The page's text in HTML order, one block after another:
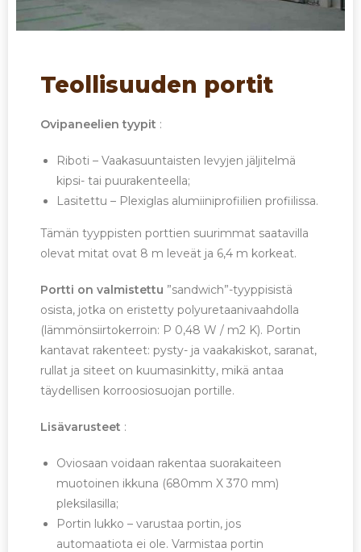
Teollisuuden portit
Ovipaneelien tyypit :
Riboti – Vaakasuuntaisten levyjen jäljitelmä
kipsi- tai puurakenteella;
Lasitettu – Plexiglas alumiiniprofiilien profiilissa.
Tämän tyyppisten porttien suurimmat saatavilla
olevat mitat ovat 8 m leveät ja 6,4 m korkeat.
Portti on valmistettu ”sandwich”-tyyppisistä
osista, jotka on eristetty polyuretaanivaahdolla
(lämmönsiirtokerroin: P 0,48 W / m2 K). Portin
kantavat rakenteet: pysty- ja vaakakiskot, saranat,
rullat ja siteet on kuumasinkitty, mikä antaa
täydellisen korroosiosuojan portille.
Lisävarusteet :
Oviosaan voidaan rakentaa suorakaiteen
muotoinen ikkuna (680mm X 370 mm)
pleksilasilla;
Portin lukko – varustaa portin, jos
automaatiota ei ole. Varmistaa portin